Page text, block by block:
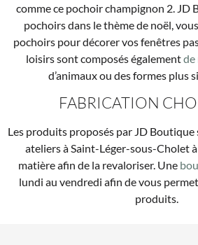
comme ce pochoir champignon 2. JD
pochoirs dans le thème de noël,
pochoirs pour décorer vos fenêtres
loisirs sont composés égalementde
d’animaux ou des formes plus
FABRICATION
Les produits proposés par JD Boutique
ateliers à Saint-Léger-sous-Cholet
matière afin de la revaloriser. Une
lundi au vendredi afin de vous
produits.